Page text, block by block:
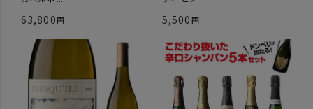
63,800 5,500